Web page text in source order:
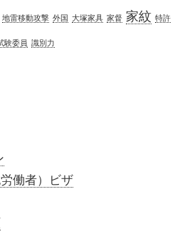
地雷移動攻撃 外国 大塚家具 家督 家紋 特許
験委員 識別力
働者）ビザ